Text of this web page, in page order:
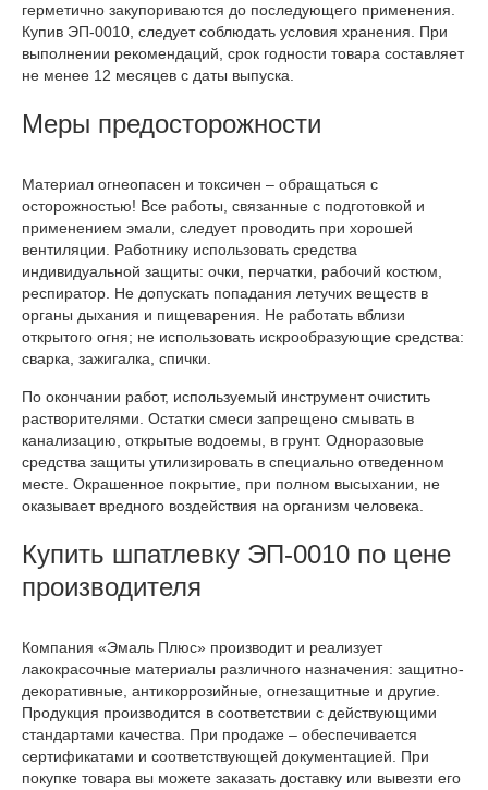
герметично закупориваются до последующего применения.
Купив ЭП-0010, следует соблюдать условия хранения. При
выполнении рекомендаций, срок годности товара составляет
не менее 12 месяцев с даты выпуска.
Меры предосторожности
Материал огнеопасен и токсичен – обращаться с
осторожностью! Все работы, связанные с подготовкой и
применением эмали, следует проводить при хорошей
вентиляции. Работнику использовать средства
индивидуальной защиты: очки, перчатки, рабочий костюм,
респиратор. Не допускать попадания летучих веществ в
органы дыхания и пищеварения. Не работать вблизи
открытого огня; не использовать искрообразующие средства:
сварка, зажигалка, спички.
По окончании работ, используемый инструмент очистить
растворителями. Остатки смеси запрещено смывать в
канализацию, открытые водоемы, в грунт. Одноразовые
средства защиты утилизировать в специально отведенном
месте. Окрашенное покрытие, при полном высыхании, не
оказывает вредного воздействия на организм человека.
Купить шпатлевку ЭП-0010 по цене
производителя
Компания «Эмаль Плюс» производит и реализует
лакокрасочные материалы различного назначения: защитно-
декоративные, антикоррозийные, огнезащитные и другие.
Продукция производится в соответствии с действующими
стандартами качества. При продаже – обеспечивается
сертификатами и соответствующей документацией. При
покупке товара вы можете заказать доставку или вывезти его